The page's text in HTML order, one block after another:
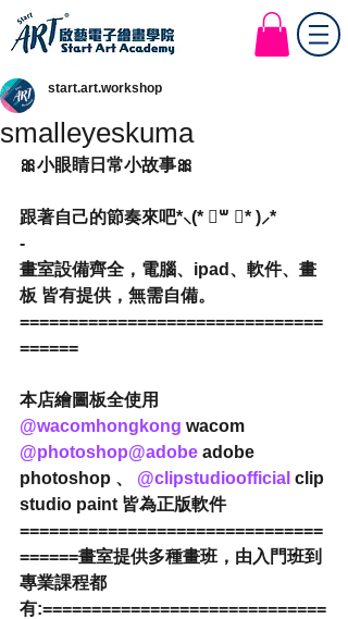
Start Art Workshop
smalleyeskuma
start.art.workshop
🎀小眼睛日常小故事🎀
跟著自己的節奏來吧*⸜(* ॑꒳ ॑* )⸝*
-
畫室設備齊全，電腦、ipad、軟件、畫
板 皆有提供，無需自備。
===============================
======
本店繪圖板全使用
@wacomhongkong wacom
@photoshop@adobe adobe
photoshop 、 @clipstudioofficial clip
studio paint 皆為正版軟件
===============================
======畫室提供多種畫班，由入門班到
專業課程都
有:=============================